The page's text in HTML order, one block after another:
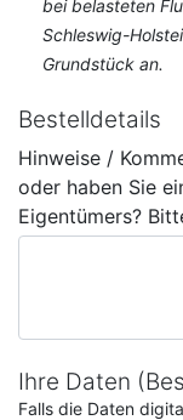
bei belasteten
Schleswig-
Grundstück an.
Bestelldetails
Hinweise /
oder haben Sie
Eigentümers?
Ihre Daten
Falls die Daten